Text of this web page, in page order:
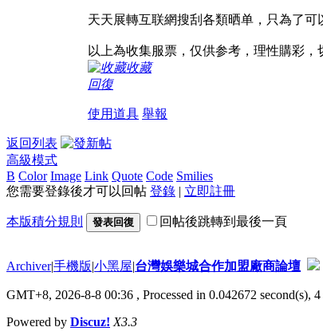
天天展轉互联網搜刮各類晒单，只為了可
以上為收集服票，仅供参考，理性購彩
收藏
回復
使用道具 舉報
返回列表
高級模式
B Color Image Link Quote Code Smilies
您需要登錄後才可以回帖 登錄 | 立即註冊
本版積分規則 發表回復 回帖後跳轉到最後一頁
Archiver|手機版|小黑屋|台灣娛樂城合作加盟廠商論壇
GMT+8, 2026-8-8 00:36 , Processed in 0.042672 second(s),
Powered by Discuz! X3.3